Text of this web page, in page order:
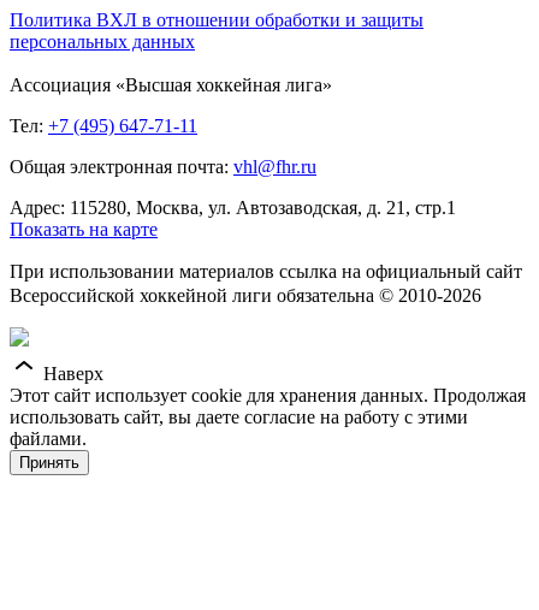
Политика ВХЛ в отношении обработки и защиты
персональных данных
Ассоциация «Высшая хоккейная лига»
Тел: +7 (495) 647-71-11
Общая электронная почта: vhl@fhr.ru
Адрес: 115280, Москва, ул. Автозаводская, д. 21, стр.1
Показать на карте
При использовании материалов ссылка на официальный сайт
Всероссийской хоккейной лиги обязательна © 2010-2026
Наверх
Этот сайт использует cookie для хранения данных. Продолжая
использовать сайт, вы даете согласие на работу с этими
файлами.
Принять